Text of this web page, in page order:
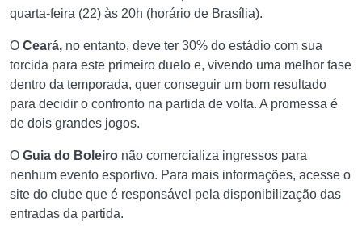
quarta-feira (22) às 20h (horário de Brasília).
O Ceará, no entanto, deve ter 30% do estádio com sua
torcida para este primeiro duelo e, vivendo uma melhor fase
dentro da temporada, quer conseguir um bom resultado
para decidir o confronto na partida de volta. A promessa é
de dois grandes jogos.
O Guia do Boleiro não comercializa ingressos para
nenhum evento esportivo. Para mais informações, acesse o
site do clube que é responsável pela disponibilização das
entradas da partida.